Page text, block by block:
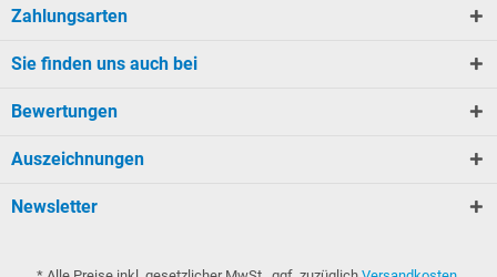
Zahlungsarten
Sie finden uns auch bei
Bewertungen
Auszeichnungen
Newsletter